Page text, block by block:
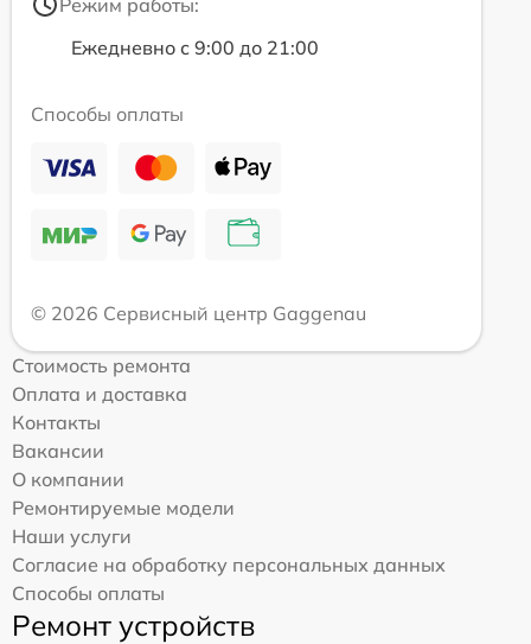
Ежедневно с 9:00 до 21:00
Способы оплаты
© 2026 Сервисный центр Gaggenau
Стоимость ремонта
Оплата и доставка
Контакты
Вакансии
О компании
Ремонтируемые модели
Наши услуги
Согласие на обработку персональных данных
Способы оплаты
Ремонт устройств